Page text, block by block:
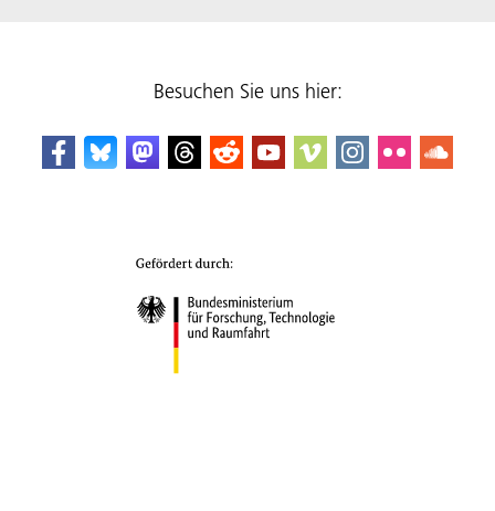
Besuchen Sie uns hier: